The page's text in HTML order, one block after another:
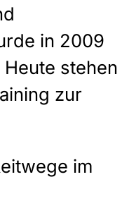
in 2009
stehen
zur
im